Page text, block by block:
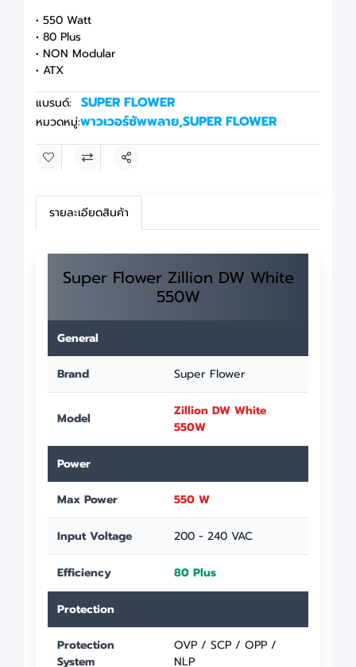
• 550 Watt
• 80 Plus
• NON Modular
• ATX
แบรนด์:
SUPER FLOWER
หมวดหมู่:พาวเวอร์ซัพพลาย,SUPER FLOWER
แชร์
รายละเอียดสินค้า
Super Flower Zillion DW White
550W
General
Brand Super Flower
Model
Zillion DW White
550W
Power
Max Power 550 W
Input Voltage 200 - 240 VAC
Efficiency 80 Plus
Protection
Protection
System
OVP / SCP / OPP /
NLP